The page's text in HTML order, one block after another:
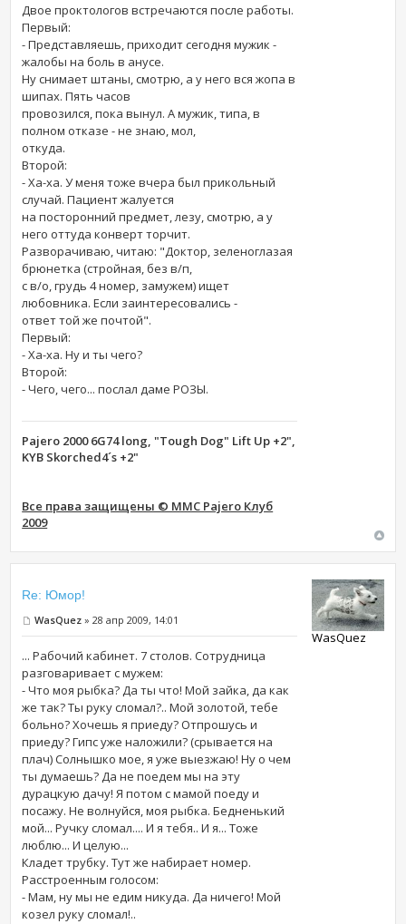
Двое проктологов встречаются после работы.
Первый:
- Представляешь, приходит сегодня мужик -
жалобы на боль в анусе.
Ну снимает штаны, смотрю, а у него вся жопа в
шипах. Пять часов
провозился, пока вынул. А мужик, типа, в
полном отказе - не знаю, мол,
откуда.
Второй:
- Ха-ха. У меня тоже вчера был прикольный
случай. Пациент жалуется
на посторонний предмет, лезу, смотрю, а у
него оттуда конверт торчит.
Разворачиваю, читаю: "Доктор, зеленоглазая
брюнетка (стройная, без в/п,
с в/о, грудь 4 номер, замужем) ищет
любовника. Если заинтересовались -
ответ той же почтой".
Первый:
- Ха-ха. Ну и ты чего?
Второй:
- Чего, чего... послал даме РОЗЫ.
Pajero 2000 6G74 long, "Tough Dog" Lift Up +2",
KYB Skorched4´s +2"
Все права защищены © MMC Pajero Клуб
2009
Re: Юмор!
WasQuez » 28 апр 2009, 14:01
... Рабочий кабинет. 7 столов. Сотрудница
разговаривает с мужем:
- Что моя рыбка? Да ты что! Мой зайка, да как
же так? Ты руку сломал?.. Мой золотой, тебе
больно? Хочешь я приеду? Отпрошусь и
приеду? Гипс уже наложили? (срывается на
плач) Солнышко мое, я уже выезжаю! Ну о чем
ты думаешь? Да не поедем мы на эту
дурацкую дачу! Я потом с мамой поеду и
посажу. Не волнуйся, моя рыбка. Бедненький
мой... Ручку сломал.... И я тебя.. И я... Тоже
люблю... И целую...
Кладет трубку. Тут же набирает номер.
Расстроенным голосом:
- Мам, ну мы не едим никуда. Да ничего! Мой
козел руку сломал!..
WasQuez